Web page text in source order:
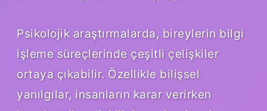
Psikolojik araştırmalarda, bireylerin bilgi
işleme süreçlerinde çeşitli çelişkiler
ortaya çıkabilir. Özellikle bilişsel
yanılgılar, insanların karar verirken